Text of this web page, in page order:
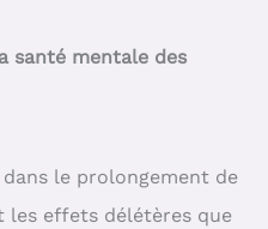
santé mentale des
le prolongement de
les effets délétères que